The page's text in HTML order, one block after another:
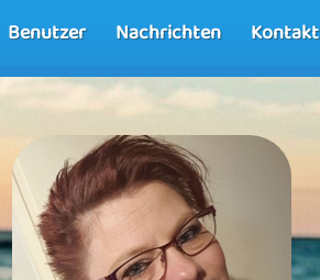
Benutzer Nachrichten Kontakt